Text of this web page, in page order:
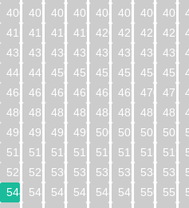
400
401 402 403 404 405 406 407
416
417 418 419 420 421 422 423
432
433 434 435 436 437 438 439
448
449 450 451 452 453 454 455
464
465 466 467 468 469 470 471
480
481 482 483 484 485 486 487
496
497 498 499 500 501 502 503
512
513 514 515 516 517 518 519
528
529 530 531 532 533 534 535
544
545 546 547 548 549 550 551